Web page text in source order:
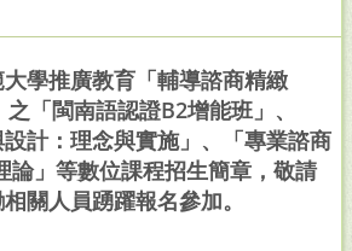
學推廣教育「輔導諮商精緻
「閩南語認證B2增能班」、
設計：理念與實施」、「專業諮商
論」等數位課程招生簡章，敬請
關人員踴躍報名參加。